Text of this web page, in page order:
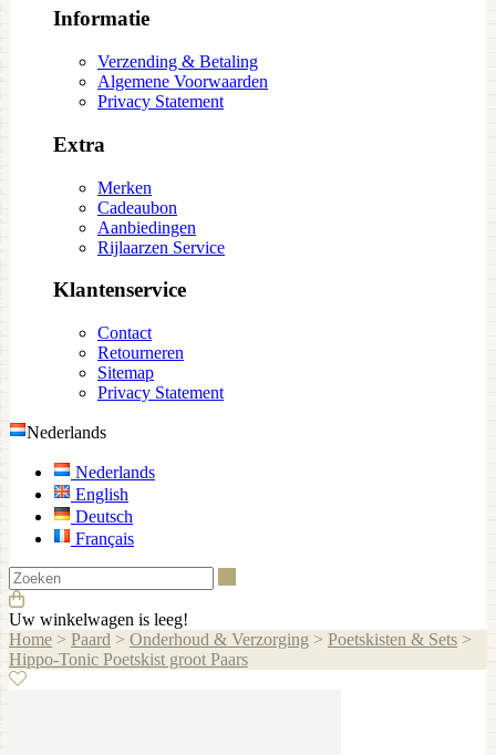
Informatie
Verzending & Betaling
Algemene Voorwaarden
Privacy Statement
Extra
Merken
Cadeaubon
Aanbiedingen
Rijlaarzen Service
Klantenservice
Contact
Retourneren
Sitemap
Privacy Statement
Nederlands
Nederlands
English
Deutsch
Français
Uw winkelwagen is leeg!
Home > Paard > Onderhoud & Verzorging > Poetskisten & Sets >
Hippo-Tonic Poetskist groot Paars